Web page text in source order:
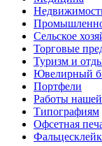
Сельское
Торговые
Туризм и
Ювелирный
Портфели
Работы
Типографиям
Офсетная